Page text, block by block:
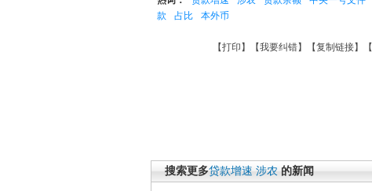
款
占比 本外币
【打印 】【我要纠错】【复制链接】【
搜索更多贷款增速 涉农 的新闻